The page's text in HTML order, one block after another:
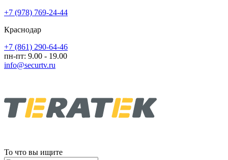
+7 (978) 769-24-44
Краснодар
+7 (861) 290-64-46
пн-пт: 9.00 - 19.00
info@securtv.ru
То что вы ищите